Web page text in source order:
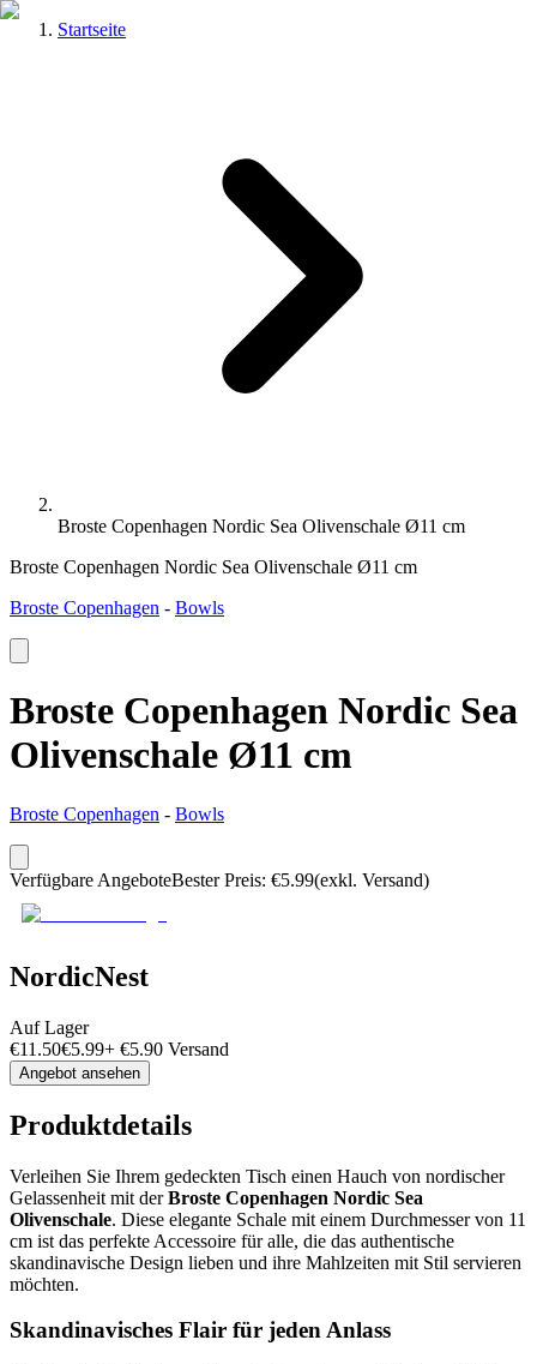
Startseite
Broste Copenhagen Nordic Sea Olivenschale Ø11 cm
Broste Copenhagen Nordic Sea Olivenschale Ø11 cm
Broste Copenhagen - Bowls
Broste Copenhagen Nordic Sea
Olivenschale Ø11 cm
Broste Copenhagen - Bowls
Verfügbare AngeboteBester Preis: €5.99(exkl. Versand)
NordicNest
Auf Lager
€11.50€5.99+ €5.90 Versand
Angebot ansehen
Produktdetails
Verleihen Sie Ihrem gedeckten Tisch einen Hauch von nordischer
Gelassenheit mit derBroste Copenhagen Nordic Sea
Olivenschale. Diese elegante Schale mit einem Durchmesser von 11
cm ist das perfekte Accessoire für alle, die das authentische
skandinavische Design lieben und ihre Mahlzeiten mit Stil servieren
möchten.
Skandinavisches Flair für jeden Anlass